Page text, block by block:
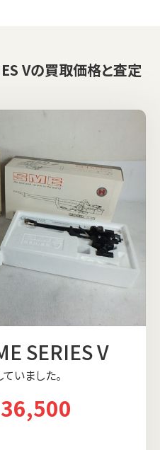
Vの買取価格と査定
SERIES V
いました。